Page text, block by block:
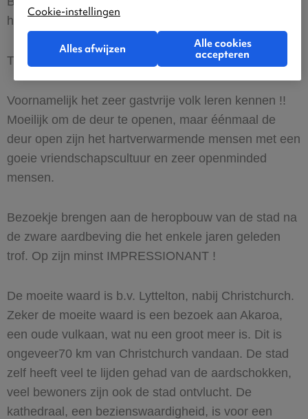
het centrum, zijn prachtig en het is ook nog gratis.
Thomas Caesens
Voornamelijk het zeer gastvrije volk leren kennen !!
Moeilijk om de deur te openen, maar éénmaal de
deur open zijn het hartverwarmende mensen met een
goeie vriendschapscultuur en zeer openminded
mensen.
Bezoekje brengen aan de heropbouw van de stad na
de zware aardbeving die het enkele jaren geleden
trof. Op zijn minst IMPRESSIONANT !
De moeite waard is b.v. Lyttelton, nabij Christchurch.
Zeker de moeite waard is een bezoek aan Akaroa,
een oude vulkaan, wat nu een groot meer is. Dit is
ongeveer70 km van Christchurch vandaan. De stad
zelf heeft veel te lijden gehad van de aardschokken,
veel bewoners zijn ook de stad ontvlucht. De
kathedraal, een bezienswaardigheid, is voor een
Cookie-instellingen
Alles afwijzen
Alle cookies
accepteren